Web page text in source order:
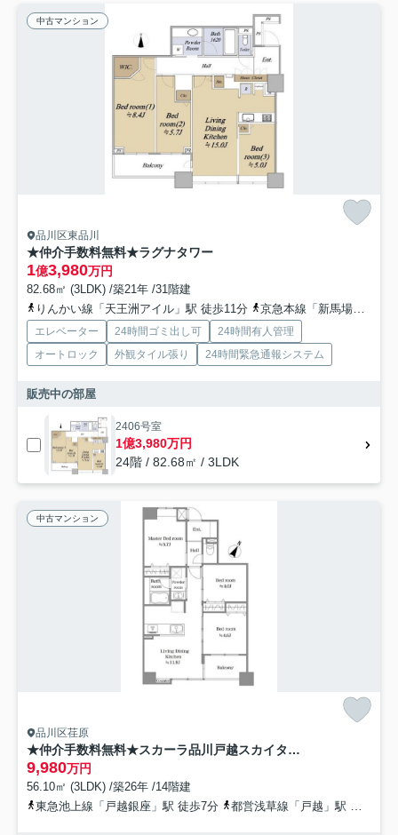
中古マンション
品川区東品川
★仲介手数料無料★ラグナタワー
1億3,980万円
82.68㎡ (3LDK) /築21年 /31階建
りんかい線「天王洲アイル」駅 徒歩11分
京急本線「新馬場」駅 徒歩10分
エレベーター 24時間ゴミ出し可
24時間有人管理
オートロック
外観タイル張り 24時間緊急通報システム
販売中の部屋
2406号室
1億3,980万円
24階 / 82.68㎡ / 3LDK
中古マンション
品川区荏原
★仲介手数料無料★スカーラ品川戸越スカイタワー
9,980万円
56.10㎡ (3LDK) /築26年 /14階建
東急池上線「戸越銀座」駅 徒歩7分
都営浅草線「戸越」駅 徒歩8分